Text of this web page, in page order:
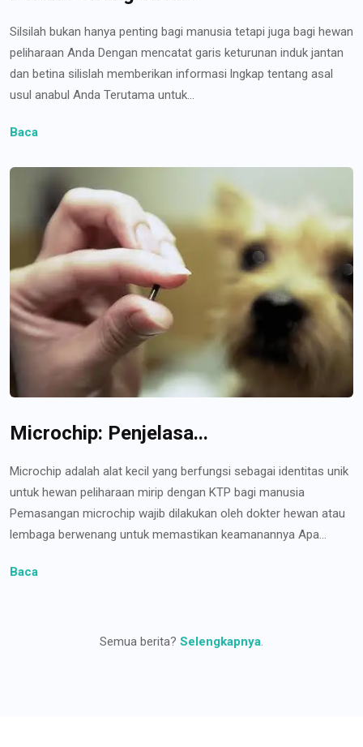
Silsilah bukan hanya penting bagi manusia tetapi juga bagi hewan
peliharaan Anda Dengan mencatat garis keturunan induk jantan
dan betina silislah memberikan informasi lngkap tentang asal
usul anabul Anda Terutama untuk...
Baca
Microchip: Penjelasa...
Microchip adalah alat kecil yang berfungsi sebagai identitas unik
untuk hewan peliharaan mirip dengan KTP bagi manusia
Pemasangan microchip wajib dilakukan oleh dokter hewan atau
lembaga berwenang untuk memastikan keamanannya Apa...
Baca
Semua berita? Selengkapnya